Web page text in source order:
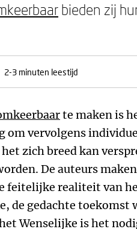
bieden zij
2-3 minuten leestijd
te maken is
om vervolgens
zich breed kan
De auteurs
feitelijke realiteit van
de gedachte toekomst
Wenselijke is het